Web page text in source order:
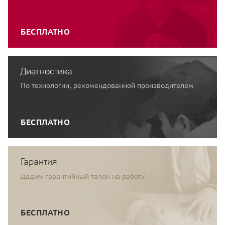
БЕСПЛАТНО
Диагностика
По технологии, рекомендованной производителем
БЕСПЛАТНО
Гарантия
Дадим гарантийный талон на работу
БЕСПЛАТНО